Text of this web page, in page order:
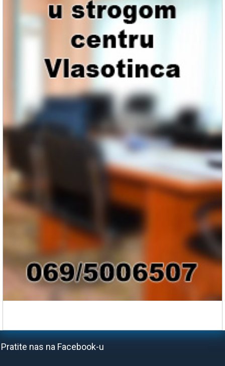
Pratite nas na Facebook-u